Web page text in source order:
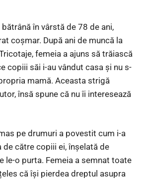
în vârstă de 78 de ani,
coșmar. După ani de muncă la
femeia a ajuns să trăiască
copiii săi i-au vândut casa și nu s-
mamă. Aceasta strigă
însă spune că nu îi interesează
pe drumuri a povestit cum i-a
către copiii ei, înșelată de
le-o purta. Femeia a semnat toate
că își pierdea dreptul asupra